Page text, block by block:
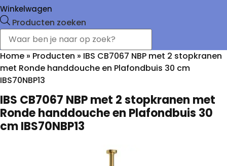
Winkelwagen
Producten zoeken
Home » Producten » IBS CB7067 NBP met 2 stopkranen
met Ronde handdouche en Plafondbuis 30 cm
IBS70NBP13
IBS CB7067 NBP met 2 stopkranen met
Ronde handdouche en Plafondbuis 30
cm IBS70NBP13